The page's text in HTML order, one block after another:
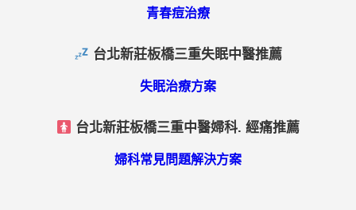
青春痘治療
台北新莊板橋三重失眠中醫推薦
失眠治療方案
台北新莊板橋三重中醫婦科. 經痛推薦
婦科常見問題解決方案